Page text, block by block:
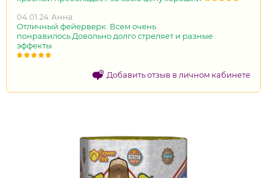
04.01.24 Анна
Отличный фейерверк. Всем очень
понравилось.Довольно долго стреляет и разные
эффекты
Добавить отзыв в личном кабинете